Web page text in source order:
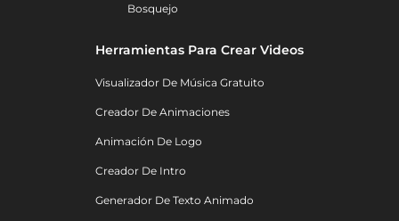
Bosquejo
Herramientas Para Crear Videos
Visualizador De Música Gratuito
Creador De Animaciones
Animación De Logo
Creador De Intro
Generador De Texto Animado